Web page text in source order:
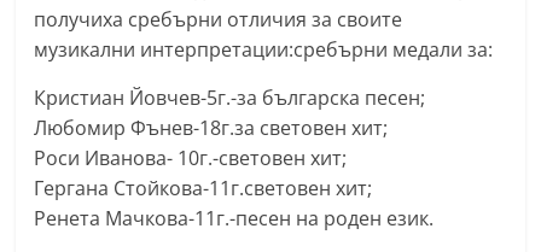
г
о
р
получиха сребърни отличия за своите
музикални интерпретации:сребърни медали за:
Кристиан Йовчев-5г.-за българска песен;
Любомир Фънев-18г.за световен хит;
Роси Иванова- 10г.-световен хит;
Гергана Стойкова-11г.световен хит;
Ренета Мачкова-11г.-песен на роден език.